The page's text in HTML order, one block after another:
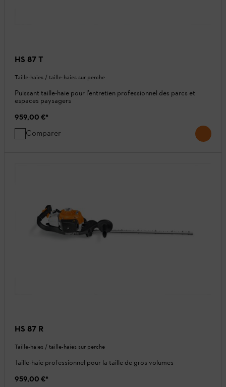
HS 87 T
Taille-haies / taille-haies sur perche
Puissant taille-haie pour l’entretien professionnel des parcs et
espaces paysagers
959,00 €*
Comparer
HS 87 R
Taille-haies / taille-haies sur perche
Taille-haie professionnel pour la taille de gros volumes
959,00 €*